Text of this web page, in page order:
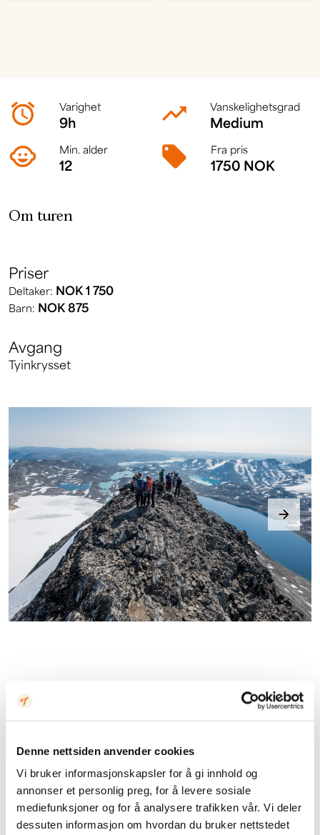
Denne nettsiden anvender cookies
Vi bruker informasjonskapsler for å gi innhold og
annonser et personlig preg, for å levere sosiale
mediefunksjoner og for å analysere trafikken vår. Vi deler
dessuten informasjon om hvordan du bruker nettstedet
Turen starter ved bommen i enden av
Koldedalsveien. Her møter du guiden din fra Tau &
Uradalsvannet. Ved elvemunningen steingår dere
over og tar de første stegene inn i Jotunheimen
nasjonalpark.
Herfra blir terrenget gradvis brattere opp mot breen.